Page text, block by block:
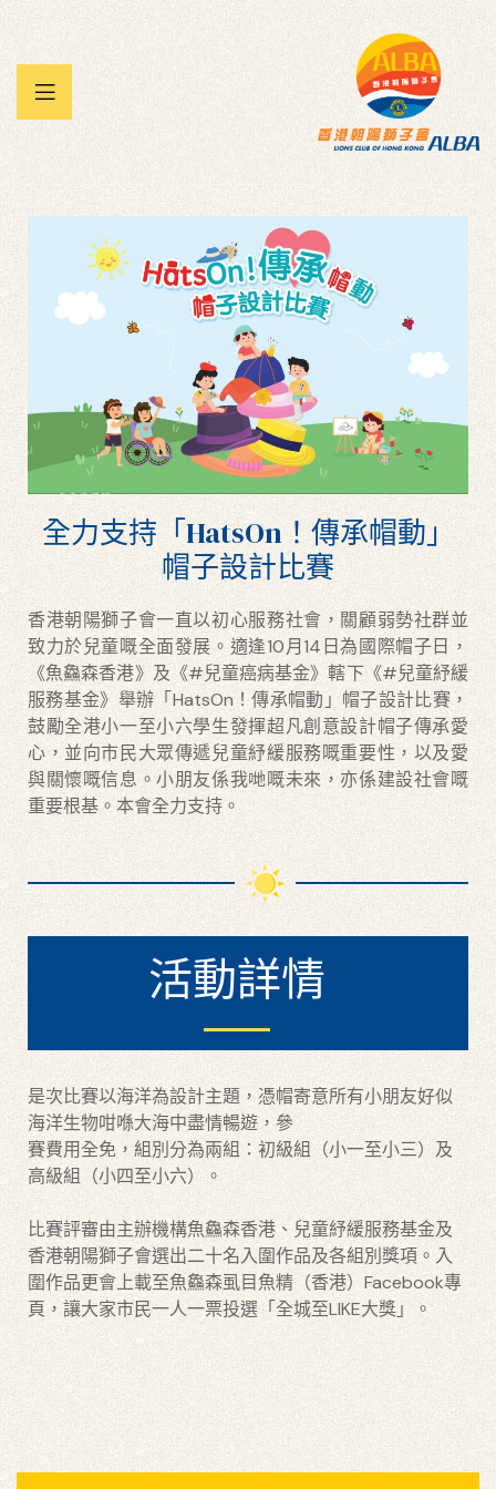
全力支持「HatsOn！傳承帽動」
帽子設計比賽
香港朝陽獅子會一直以初心服務社會，關顧弱勢社群並
致力於兒童嘅全面發展。適逢10月14日為國際帽子日，
《魚鱻森香港》及《#兒童癌病基金》轄下《#兒童紓緩
服務基金》舉辦「HatsOn！傳承帽動」帽子設計比賽，
鼓勵全港小一至小六學生發揮超凡創意設計帽子傳承愛
心，並向市民大眾傳遞兒童紓緩服務嘅重要性，以及愛
與關懷嘅信息。小朋友係我哋嘅未來，亦係建設社會嘅
重要根基。本會全力支持。
活動詳情
是次比賽以海洋為設計主題，憑帽寄意所有小朋友好似
海洋生物咁喺大海中盡情暢遊，參
賽費用全免，組別分為兩組：初級組（小一至小三）及
高級組（小四至小六）。
比賽評審由主辦機構魚鱻森香港、兒童紓緩服務基金及
香港朝陽獅子會選出二十名入圍作品及各組別獎項。入
圍作品更會上載至魚鱻森虱目魚精（香港）Facebook專
頁，讓大家市民一人一票投選「全城至LIKE大獎」。
帽動」